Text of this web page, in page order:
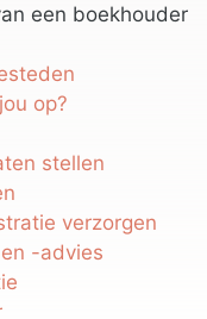
een boekhouder
op?
stellen
verzorgen
-advies